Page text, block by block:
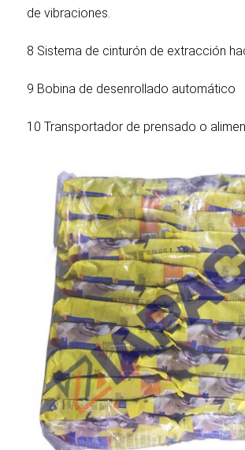
de vibraciones.
8 Sistema de cinturón de extracción
9 Bobina de desenrollado automático
10 Transportador de prensado o